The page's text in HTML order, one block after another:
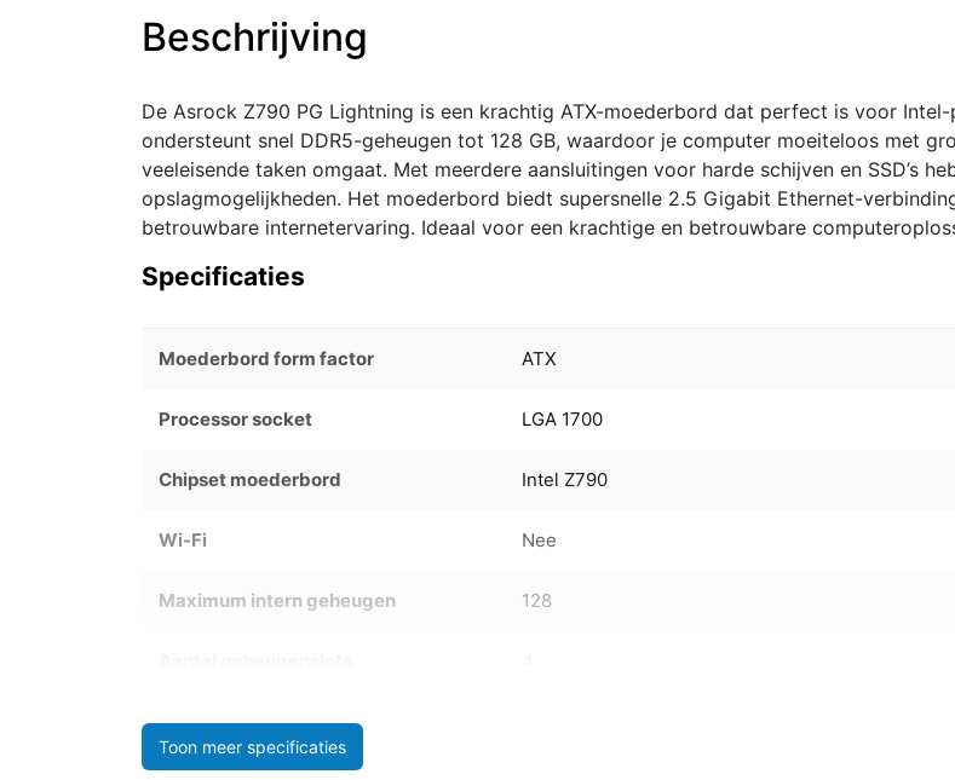
Beschrijving
De Asrock Z790 PG Lightning is een krachtig ATX-moederbord dat perfect is voor
ondersteunt snel DDR5-geheugen tot 128 GB, waardoor je computer moeiteloos met
veeleisende taken omgaat. Met meerdere aansluitingen voor harde schijven en SSD’s
opslagmogelijkheden. Het moederbord biedt supersnelle 2.5 Gigabit Ethernet-
betrouwbare internetervaring. Ideaal voor een krachtige en betrouwbare
Specificaties
Moederbord form factor ATX
Processor socket LGA 1700
Chipset moederbord Intel Z790
Wi-Fi Nee
Maximum intern geheugen 128
Toon meer specificaties